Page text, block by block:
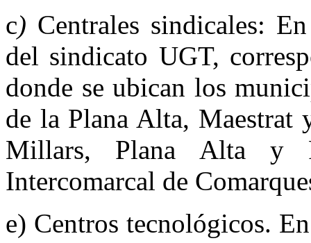
c) Centrales sindicales:
del sindicato UGT,
donde se ubican los
de la Plana Alta, Maestrat
Millars, Plana Alta y
Intercomarcal de
e) Centros tecnológicos.